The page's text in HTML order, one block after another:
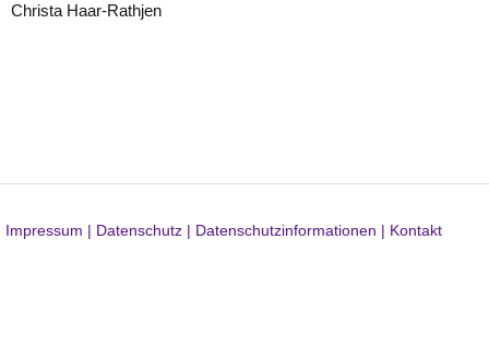
Christa Haar-Rathjen
Impressum | Datenschutz | Datenschutzinformationen | Kontakt